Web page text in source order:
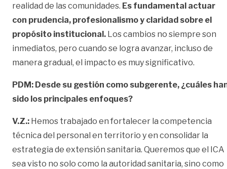
realidad de las comunidades. Es fundamental actuar
con prudencia, profesionalismo y claridad sobre el
propósito institucional. Los cambios no siempre son
inmediatos, pero cuando se logra avanzar, incluso de
manera gradual, el impacto es muy significativo.
PDM: Desde su gestión como subgerente, ¿cuáles
sido los principales enfoques?
V.Z.: Hemos trabajado en fortalecer la competencia
técnica del personal en territorio y en consolidar la
estrategia de extensión sanitaria. Queremos que el ICA
sea visto no solo como la autoridad sanitaria, sino como